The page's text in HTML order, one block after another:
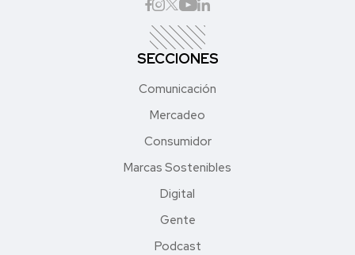
SECCIONES
Comunicación
Mercadeo
Consumidor
Marcas Sostenibles
Digital
Gente
Podcast